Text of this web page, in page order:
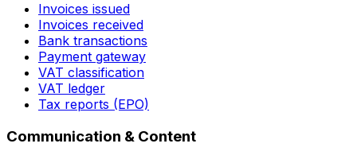
Invoices issued
Invoices received
Bank transactions
Payment gateway
VAT classification
VAT ledger
Tax reports (EPO)
Communication & Content